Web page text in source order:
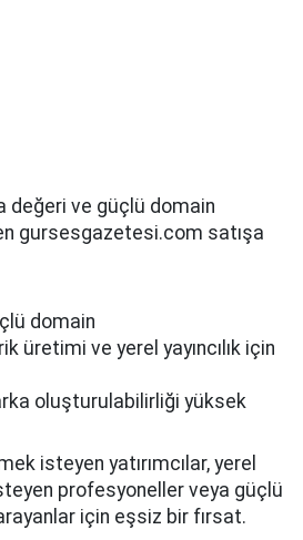
değeri ve güçlü domain
gursesgazetesi.com satışa
domain
üretimi ve yerel yayıncılık için
oluşturulabilirliği yüksek
isteyen yatırımcılar, yerel
profesyoneller veya güçlü
için eşsiz bir fırsat.